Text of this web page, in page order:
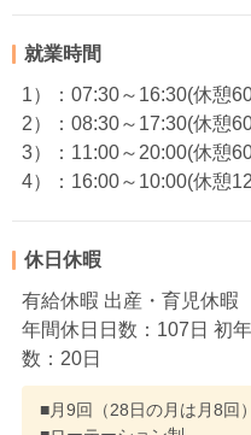
就業時間
1）：07:30～16:30(休憩
2）：08:30～17:30(休憩
3）：11:00～20:00(休憩
4）：16:00～10:00(休憩
休日休暇
有給休暇 出産・育児休暇
年間休日日数：107日 初
数：20日
■月9回（28日の月は月8回）